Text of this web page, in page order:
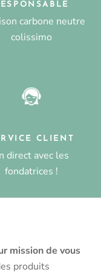
carbone neutre
colissimo
CLIENT
direct avec les
fondatrices !
mission de vous
produits